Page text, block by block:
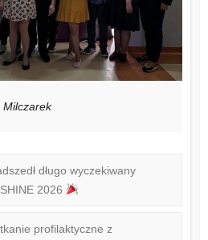
długo wyczekiwany
2026
profilaktyczne z